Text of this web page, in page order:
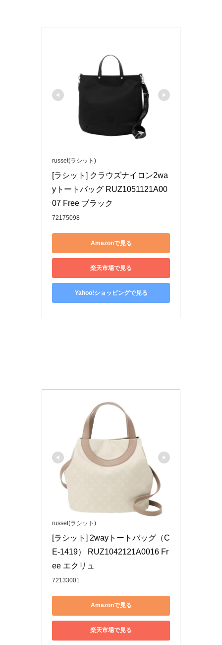
russet(ラシット)
[ラシット] クラウズナイロン2wa
yトートバッグ RUZ1051121A00
07 Free ブラック
72175098
Amazonで見る
楽天市場で見る
Yahoo!ショッピングで見る
russet(ラシット)
[ラシット] 2wayトートバッグ（C
E-1419） RUZ1042121A0016 Fr
ee エクリュ
72133001
Amazonで見る
楽天市場で見る